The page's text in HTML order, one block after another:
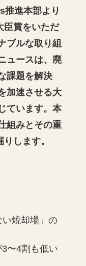
推進本部より
臣賞をいただ
ブルな取り組
ュースは、廃
課題を解決
加速させる大
ています。本
組みとその重
します。
焼却場」の
〜4割も低い